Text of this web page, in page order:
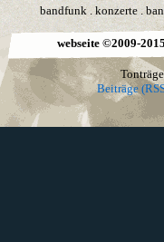
bandfunk. konzerte.
webseite ©2009-
Beiträge